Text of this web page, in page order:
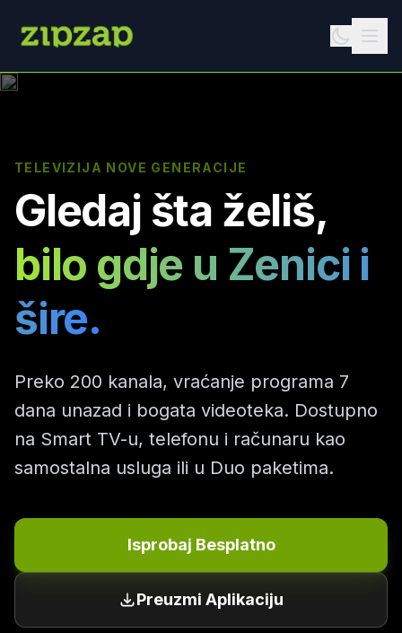
TELEVIZIJA NOVE GENERACIJE
Gledaj šta želiš,
bilo gdje u Zenici i
šire.
Preko 200 kanala, vraćanje programa 7
dana unazad i bogata videoteka. Dostupno
na Smart TV-u, telefonu i računaru kao
samostalna usluga ili u Duo paketima.
Isprobaj Besplatno
Preuzmi Aplikaciju